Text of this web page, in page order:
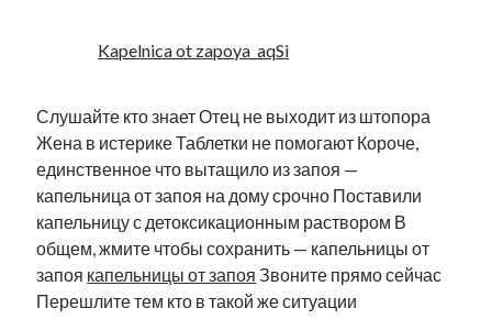
Kapelnica ot zapoya_aqSi
Слушайте кто знает Отец не выходит из штопора
Жена в истерике Таблетки не помогают Короче,
единственное что вытащило из запоя —
капельница от запоя на дому срочно Поставили
капельницу с детоксикационным раствором В
общем, жмите чтобы сохранить — капельницы от
запоя капельницы от запоя Звоните прямо сейчас
Перешлите тем кто в такой же ситуации